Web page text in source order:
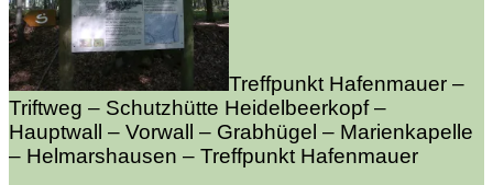
Treffpunkt Hafenmauer –
Triftweg – Schutzhütte Heidelbeerkopf –
Hauptwall – Vorwall – Grabhügel – Marienkapelle
– Helmarshausen – Treffpunkt Hafenmauer